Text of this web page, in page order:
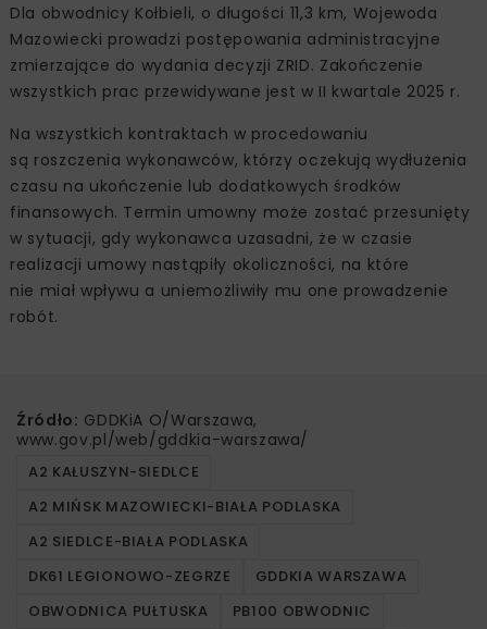
Dla obwodnicy Kołbieli, o długości 11,3 km, Wojewoda
Mazowiecki prowadzi postępowania administracyjne
zmierzające do wydania decyzji ZRID. Zakończenie
wszystkich prac przewidywane jest w II kwartale 2025 r.
Na wszystkich kontraktach w procedowaniu
są roszczenia wykonawców, którzy oczekują wydłużenia
czasu na ukończenie lub dodatkowych środków
finansowych. Termin umowny może zostać przesunięty
w sytuacji, gdy wykonawca uzasadni, że w czasie
realizacji umowy nastąpiły okoliczności, na które
nie miał wpływu a uniemożliwiły mu one prowadzenie
robót.
Źródło: GDDKiA O/Warszawa,
www.gov.pl/web/gddkia-warszawa/
A2 KAŁUSZYN-SIEDLCE
A2 MIŃSK MAZOWIECKI-BIAŁA PODLASKA
A2 SIEDLCE-BIAŁA PODLASKA
DK61 LEGIONOWO-ZEGRZE
GDDKIA WARSZAWA
OBWODNICA PUŁTUSKA
PB100 OBWODNIC